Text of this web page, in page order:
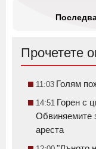
Прочетете
11:03 Голям
14:51 Горен с
Обвиняемите
ареста